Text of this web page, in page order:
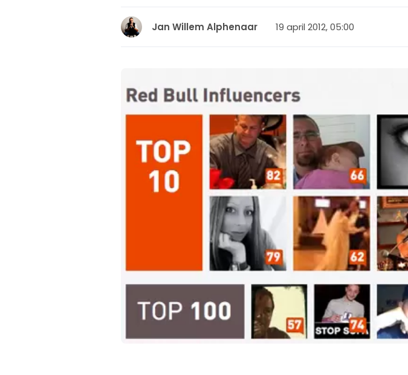
Jan Willem Alphenaar 19 april 2012, 05:00